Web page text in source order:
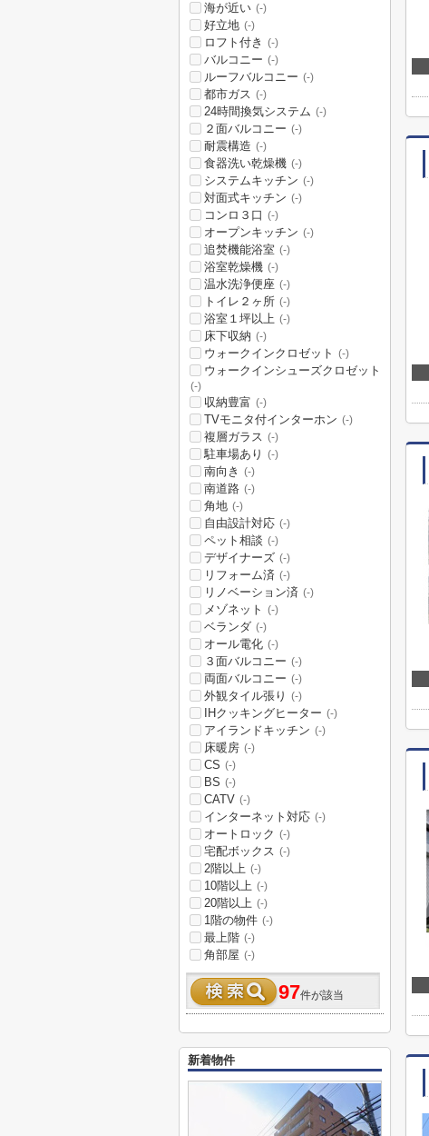
海が近い (-)
好立地 (-)
ロフト付き (-)
バルコニー (-)
ルーフバルコニー (-)
都市ガス (-)
24時間換気システム (-)
２面バルコニー (-)
耐震構造 (-)
食器洗い乾燥機 (-)
システムキッチン (-)
対面式キッチン (-)
コンロ３口 (-)
オープンキッチン (-)
追焚機能浴室 (-)
浴室乾燥機 (-)
温水洗浄便座 (-)
トイレ２ヶ所 (-)
浴室１坪以上 (-)
床下収納 (-)
ウォークインクロゼット (-)
ウォークインシューズクロゼット
(-)
収納豊富 (-)
TVモニタ付インターホン (-)
複層ガラス (-)
駐車場あり (-)
南向き (-)
南道路 (-)
角地 (-)
自由設計対応 (-)
ペット相談 (-)
デザイナーズ (-)
リフォーム済 (-)
リノベーション済 (-)
メゾネット (-)
ベランダ (-)
オール電化 (-)
３面バルコニー (-)
両面バルコニー (-)
外観タイル張り (-)
IHクッキングヒーター (-)
アイランドキッチン (-)
床暖房 (-)
CS (-)
BS (-)
CATV (-)
インターネット対応 (-)
オートロック (-)
宅配ボックス (-)
2階以上 (-)
10階以上 (-)
20階以上 (-)
1階の物件 (-)
最上階 (-)
角部屋 (-)
97件が該当
新着物件